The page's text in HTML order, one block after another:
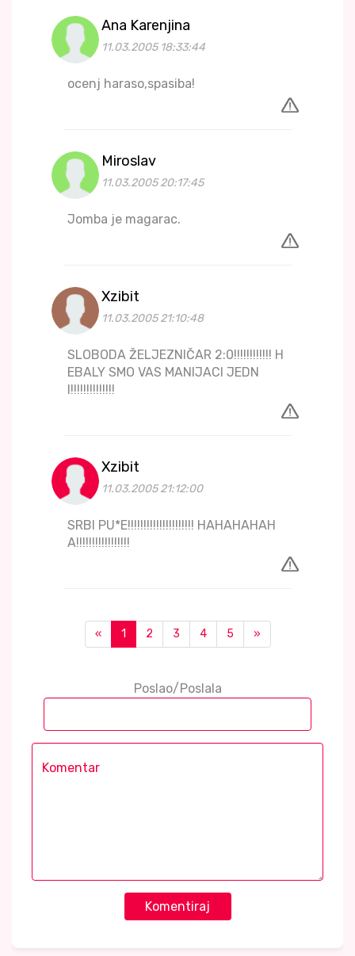
Ana Karenjina
11.03.2005 18:33:44
ocenj haraso,spasiba!
Miroslav
11.03.2005 20:17:45
Jomba je magarac.
Xzibit
11.03.2005 21:10:48
SLOBODA ŽELJEZNIČAR 2:0!!!!!!!!!!!! H
EBALY SMO VAS MANIJACI JEDN
I!!!!!!!!!!!!!!
Xzibit
11.03.2005 21:12:00
SRBI PU*E!!!!!!!!!!!!!!!!!!!!! HAHAHAHAH
A!!!!!!!!!!!!!!!!!
« 1 2 3 4 5 »
Poslao/Poslala
Komentiraj